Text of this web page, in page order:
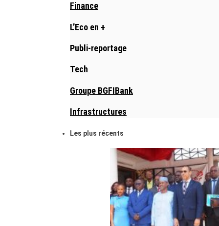
Finance
L’Eco en +
Publi-reportage
Tech
Groupe BGFIBank
Infrastructures
Les plus récents